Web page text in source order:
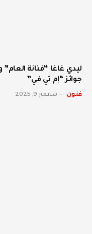
ليدي غاغا “فنانة
جوائز “إم تي في”
فنون سبتمبر 9, 2025